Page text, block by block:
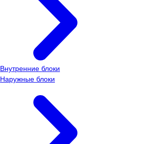
Внутренние блоки
Наружные блоки